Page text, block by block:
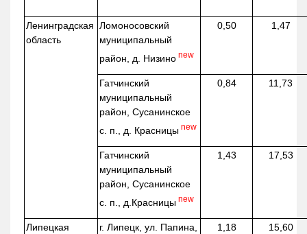
Ленинградская
область
Ломоносовский
муниципальный
район, д. Низино new
0,50 1,47
Гатчинский
муниципальный
район, Сусанинское
с. п., д. Красницы new
0,84 11,73
Гатчинский
муниципальный
район, Сусанинское
с. п., д.Красницы new
1,43 17,53
Липецкая
г. Липецк, ул. Папина,
1,18 15,60